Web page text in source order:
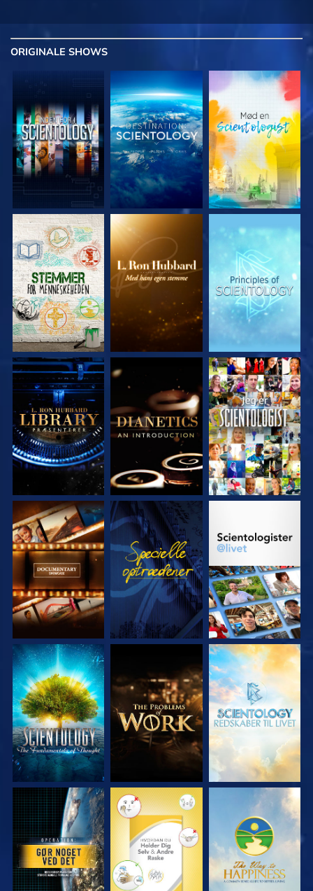
ORIGINALE SHOWS
UDFORSK SERIEN UDFORSK SERIEN UDFORSK SERIEN
UDFORSK SERIEN UDFORSK SERIEN SE
UDFORSK SERIEN SE UDFORSK SERIEN
UDFORSK SERIEN UDFORSK SERIEN UDFORSK SERIEN
SE SE SE